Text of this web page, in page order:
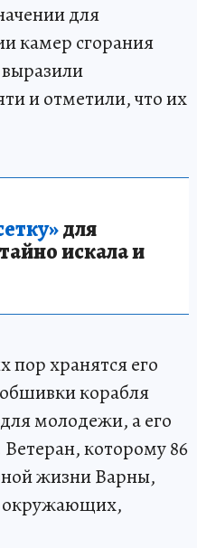
для
камер сгорания
и отметили, что их
для
искала и
пор хранятся его
корабля
молодежи, а его
которому 86
жизни Варны,
окружающих,